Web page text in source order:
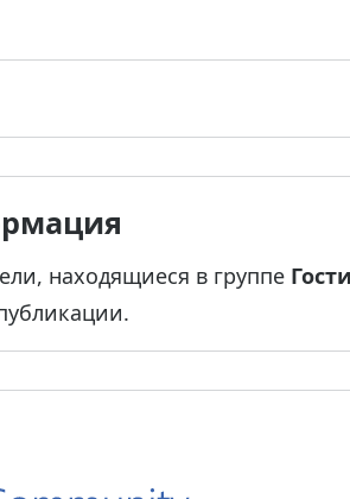
находящиеся в группе Гости